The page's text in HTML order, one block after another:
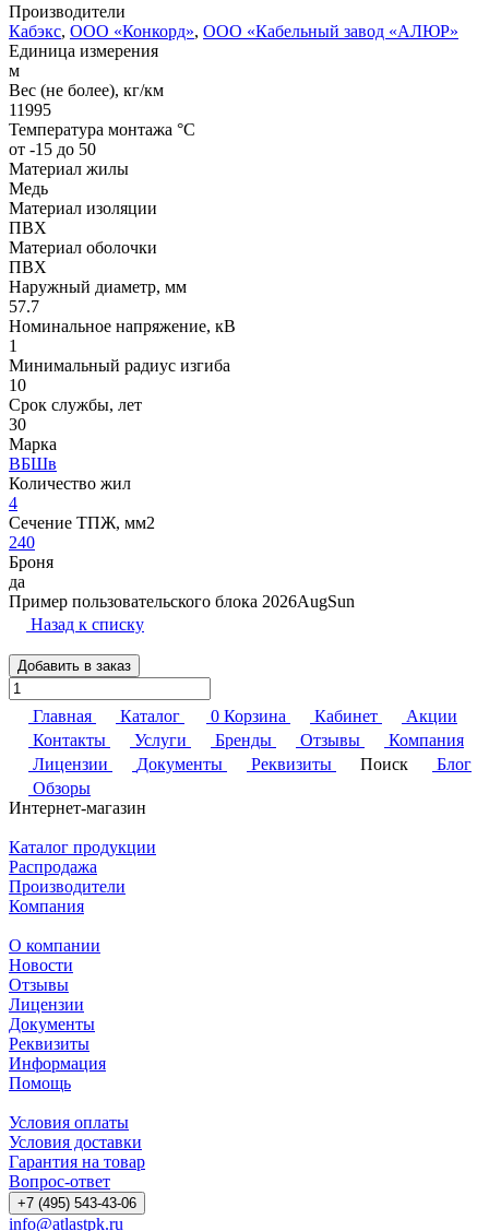
Производители
Кабэкс, ООО «Конкорд», ООО «Кабельный завод «АЛЮР»
Единица измерения
м
Вес (не более), кг/км
11995
Температура монтажа °C
от -15 до 50
Материал жилы
Медь
Материал изоляции
ПВХ
Материал оболочки
ПВХ
Наружный диаметр, мм
57.7
Номинальное напряжение, кВ
1
Минимальный радиус изгиба
10
Срок службы, лет
30
Марка
ВБШв
Количество жил
4
Сечение ТПЖ, мм2
240
Броня
да
Пример пользовательского блока 2026AugSun
Назад к списку
Добавить в заказ
Главная Каталог 0 Корзина Кабинет
Акции
Контакты
Услуги Бренды Отзывы
Компания
Лицензии
Документы Реквизиты Поиск
Блог
Обзоры
Интернет-магазин
Каталог продукции
Распродажа
Производители
Компания
О компании
Новости
Отзывы
Лицензии
Документы
Реквизиты
Информация
Помощь
Условия оплаты
Условия доставки
Гарантия на товар
Вопрос-ответ
+7 (495) 543-43-06
info@atlastpk.ru